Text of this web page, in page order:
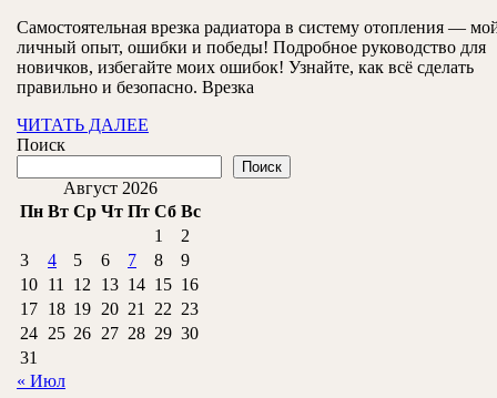
2024
Самостоятельная врезка радиатора в систему отопления —
личный опыт, ошибки и победы! Подробное руководство для
новичков, избегайте моих ошибок! Узнайте, как всё сделать
правильно и безопасно. Врезка
ЧИТАТЬ ДАЛЕЕ
Поиск
Поиск
Август 2026
Пн Вт Ср Чт Пт Сб Вс
1
2
3
4 5 6 7 8
9
10 11 12 13 14 15 16
17 18 19 20 21 22 23
24 25 26 27 28 29 30
31
« Июл